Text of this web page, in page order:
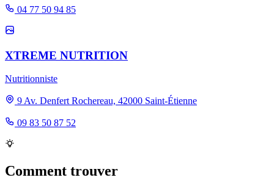
04 77 50 94 85
XTREME NUTRITION
Nutritionniste
9 Av. Denfert Rochereau, 42000 Saint-Étienne
09 83 50 87 52
Comment trouver